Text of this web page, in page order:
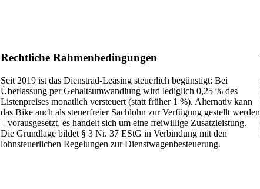
Rechtliche Rahmenbedingungen
Seit 2019 ist das Dienstrad-Leasing steuerlich begünstigt: Bei
Überlassung per Gehaltsumwandlung wird lediglich 0,25 % des
Listenpreises monatlich versteuert (statt früher 1 %). Alternativ kann
das Bike auch als steuerfreier Sachlohn zur Verfügung gestellt werden
– vorausgesetzt, es handelt sich um eine freiwillige Zusatzleistung.
Die Grundlage bildet § 3 Nr. 37 EStG in Verbindung mit den
lohnsteuerlichen Regelungen zur Dienstwagenbesteuerung.